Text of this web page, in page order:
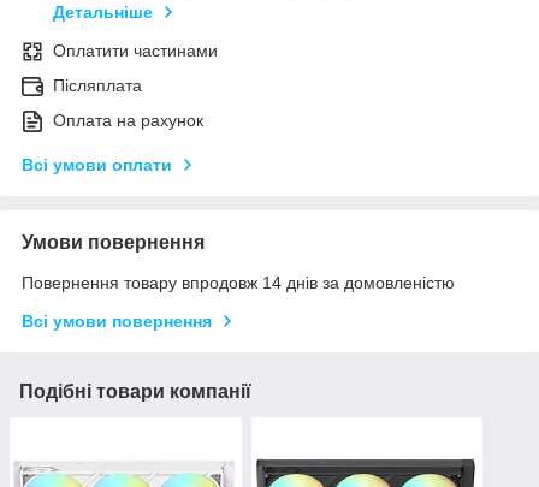
Детальніше
Оплатити частинами
Післяплата
Оплата на рахунок
Всі умови оплати
Умови повернення
Повернення товару впродовж 14 днів за домовленістю
Всі умови повернення
Подібні товари компанії